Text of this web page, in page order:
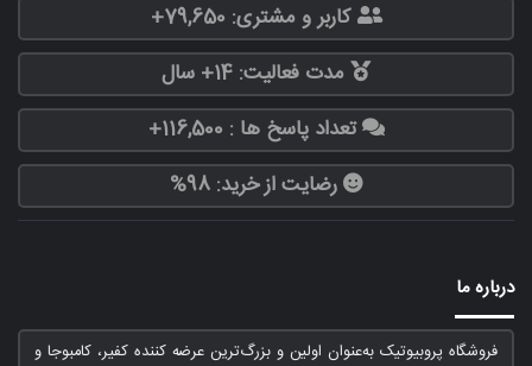
کاربر و مشتری: 79,650+
مدت فعالیت: 14+ سال
تعداد پاسخ ها : 116,500+
رضایت از خرید: 98%
درباره ما
فروشگاه پروبیوتیک به‌عنوان اولین و بزرگ‌ترین عرضه کننده کفیر، کامبوجا و